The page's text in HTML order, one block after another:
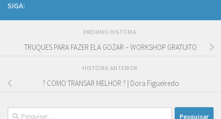
SIGA:
PRÓXIMO HISTÓRIA
TRUQUES PARA FAZER ELA GOZAR – WORKSHOP GRATUITO
HISTÓRIA ANTERIOR
? COMO TRANSAR MELHOR ? | Dora Figueiredo
Pesquisar